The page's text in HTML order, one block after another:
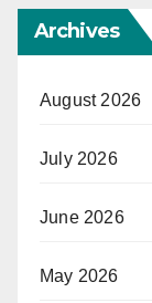
Archives
August 2026
July 2026
June 2026
May 2026